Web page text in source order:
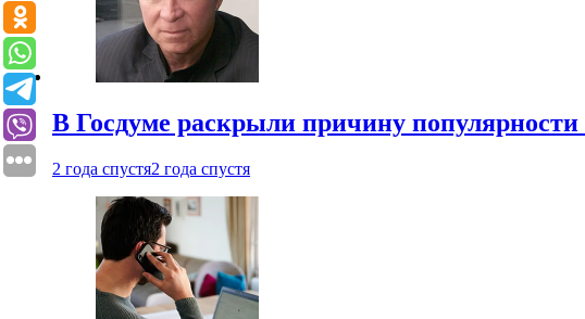
В Госдуме раскрыли причину
2 года спустя2 года спустя